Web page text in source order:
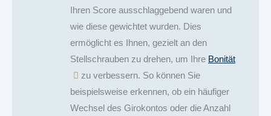
Ihren Score ausschlaggebend waren und
wie diese gewichtet wurden. Dies
ermöglicht es Ihnen, gezielt an den
Stellschrauben zu drehen, um Ihre Bonität
zu verbessern. So können Sie
beispielsweise erkennen, ob ein häufiger
Wechsel des Girokontos oder die Anzahl